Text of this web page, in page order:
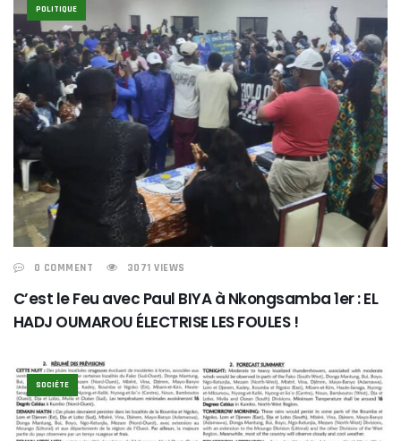
POLITIQUE
0 COMMENT 3071 VIEWS
C’est le Feu avec Paul BIYA à Nkongsamba 1er : EL
HADJ OUMAROU ÉLECTRISE LES FOULES !
SOCIÉTE